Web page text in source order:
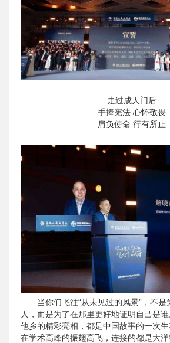
走过成人门后
手捧宪法 心怀敬畏
肩负使命 行有所止
当你们飞往“从未见过的风景”，不是
人，而是为了在那里更好地证明自己是
他乡的精彩亮相，都是中国故事的一次
在学术高峰的振翅高飞，连接的都是大